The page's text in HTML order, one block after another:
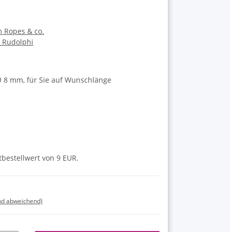
Ropes & co.
Rudolphi
mm, für Sie auf Wunschlänge
von 9 EUR.
abweichend)